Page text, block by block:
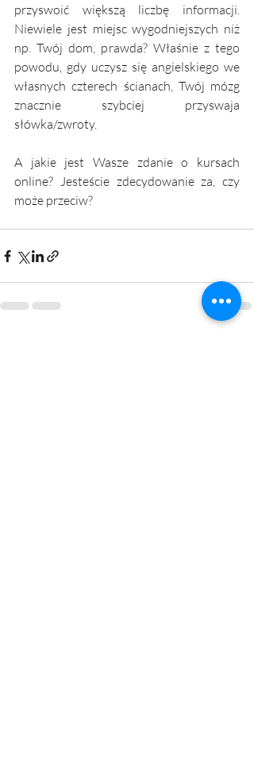
przyswoić większą liczbę informacji.
Niewiele jest miejsc wygodniejszych niż
np. Twój dom, prawda? Właśnie z tego
powodu, gdy uczysz się angielskiego we
własnych czterech ścianach, Twój mózg
znacznie szybciej przyswaja
słówka/zwroty.
A jakie jest Wasze zdanie o kursach
online? Jesteście zdecydowanie za, czy
może przeciw?